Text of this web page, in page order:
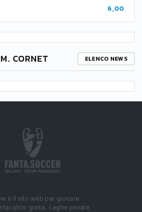
6,00
CORNET ELENCO NEWS
è il sito web per giocare
gratis. Leghe private,